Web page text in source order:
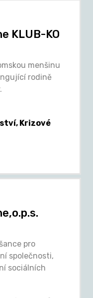
KLUB-KO
menšinu
rodině
Krizové
pro
společnosti,
sociálních